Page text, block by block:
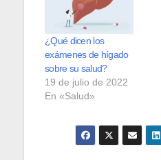
¿Qué dicen los
exámenes de hígado
sobre su salud?
19 de julio de 2022
En «Salud»